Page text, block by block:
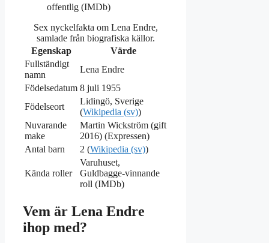
offentlig (IMDb)
Sex nyckelfakta om Lena Endre,
samlade från biografiska källor.
Egenskap
Värde
Fullständigt
namn
Lena Endre
Födelsedatum 8 juli 1955
Födelseort
Lidingö, Sverige
(Wikipedia (sv))
Nuvarande
make
Martin Wickström (gift
2016) (Expressen)
Antal barn
2 (Wikipedia (sv))
Kända roller
Varuhuset,
Guldbagge-vinnande
roll (IMDb)
Vem är Lena Endre
ihop med?